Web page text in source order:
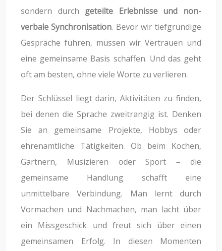
sondern durch geteilte Erlebnisse und non-
verbale Synchronisation. Bevor wir tiefgründige
Gespräche führen, müssen wir Vertrauen und
eine gemeinsame Basis schaffen. Und das geht
oft am besten, ohne viele Worte zu verlieren.
Der Schlüssel liegt darin, Aktivitäten zu finden,
bei denen die Sprache zweitrangig ist. Denken
Sie an gemeinsame Projekte, Hobbys oder
ehrenamtliche Tätigkeiten. Ob beim Kochen,
Gärtnern, Musizieren oder Sport – die
gemeinsame Handlung schafft eine
unmittelbare Verbindung. Man lernt durch
Vormachen und Nachmachen, man lacht über
ein Missgeschick und freut sich über einen
gemeinsamen Erfolg. In diesen Momenten